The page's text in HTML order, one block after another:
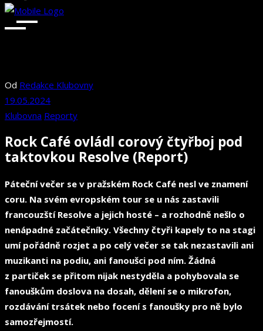
Od Redakce Klubovny
19.05.2024
Klubovna Reporty
Rock Café ovládl corový čtyřboj pod
taktovkou Resolve (Report)
Páteční večer se v pražském Rock Café nesl ve znamení
coru. Na svém evropském tour se u nás zastavili
francouzští Resolve a jejich hosté – a rozhodně nešlo o
nenápadné začátečníky. Všechny čtyři kapely to na stagi
umí pořádně rozjet a po celý večer se tak nezastavili ani
muzikanti na podiu, ani fanoušci pod ním. Žádná
z partiček se přitom nijak nestyděla a pohybovala se
fanouškům doslova na dosah, dělení se o mikrofon,
rozdávání trsátek nebo focení s fanoušky pro ně bylo
samozřejmostí.